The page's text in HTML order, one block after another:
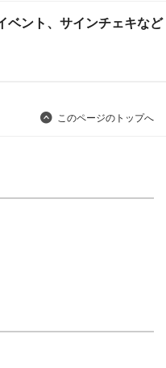
ベント、サインチェキなど
このページのトップへ